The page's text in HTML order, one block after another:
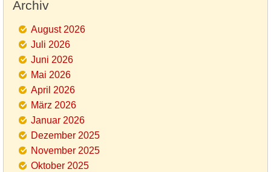
Archiv
August 2026
Juli 2026
Juni 2026
Mai 2026
April 2026
März 2026
Januar 2026
Dezember 2025
November 2025
Oktober 2025